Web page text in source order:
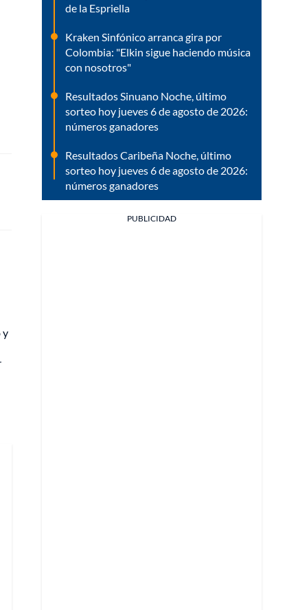
y
de la Espriella
Kraken Sinfónico arranca gira por
Colombia: "Elkin sigue haciendo música
con nosotros"
Resultados Sinuano Noche, último
sorteo hoy jueves 6 de agosto de 2026:
números ganadores
Resultados Caribeña Noche, último
sorteo hoy jueves 6 de agosto de 2026:
números ganadores
PUBLICIDAD